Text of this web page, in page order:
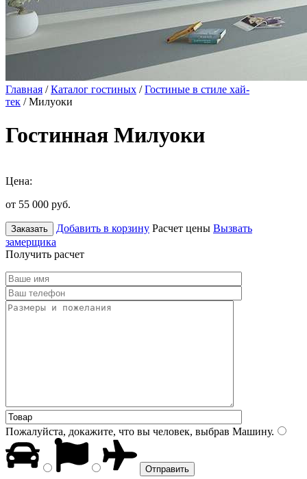
Главная /Каталог гостиных /Гостиные в стиле хай-
тек / Милуоки
Гостинная Милуоки
Цена:
от 55 000 руб.
Заказать Добавить в корзину Расчет цены Вызвать
замерщика
Получить расчет
Пожалуйста, докажите, что вы человек, выбрав Машину.